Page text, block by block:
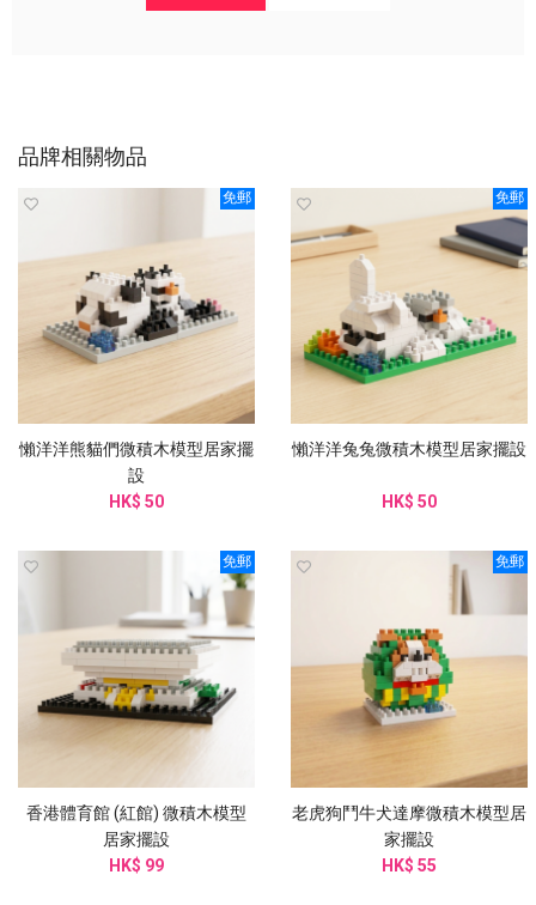
品牌相關物品
免郵
懶洋洋熊貓們微積木模型居家擺
設
HK$ 50
免郵
懶洋洋兔兔微積木模型居家擺設
HK$ 50
免郵
香港體育館 (紅館) 微積木模型
居家擺設
HK$ 99
免郵
老虎狗鬥牛犬達摩微積木模型居
家擺設
HK$ 55